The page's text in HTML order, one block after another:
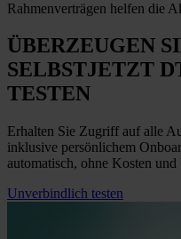
Rahmenverträgen helfen die
ÜBERZEUGEN
SELBSTJETZT
TESTEN
Erhalten Sie Zugriff auf alle
inklusive persönlichem
automatisch, ohne Kosten
Unverbindlich testen